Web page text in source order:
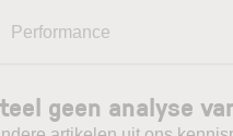
Performance
geen analyse